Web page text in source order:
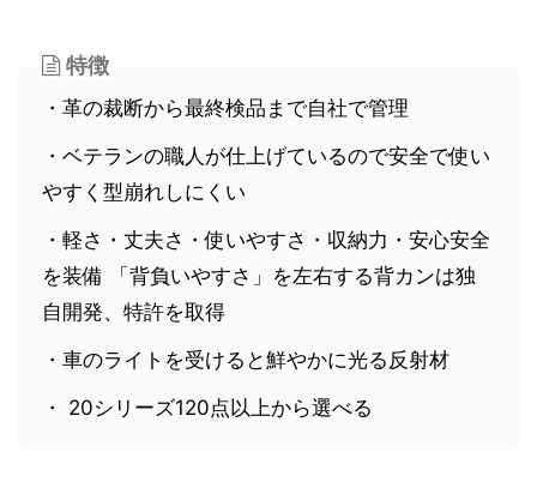
特徴
・革の裁断から最終検品まで自社で管理
・ベテランの職人が仕上げているので安全で使い
やすく型崩れしにくい
・軽さ・丈夫さ・使いやすさ・収納力・安心安全
を装備 「背負いやすさ」を左右する背カンは独
自開発、特許を取得
・車のライトを受けると鮮やかに光る反射材
・ 20シリーズ120点以上から選べる